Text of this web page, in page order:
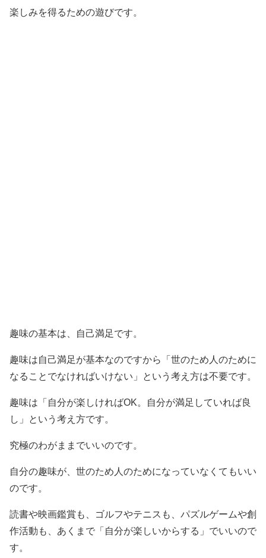
楽しみを得るための遊びです。
趣味の基本は、自己満足です。
趣味は自己満足が基本なのですから「世のため人のために
なることでなければいけない」という考え方は不要です。
趣味は「自分が楽しければOK。自分が満足していれば良
し」という考え方です。
究極のわがままでいいのです。
自分の趣味が、世のため人のためになっていなくてもいい
のです。
読書や映画鑑賞も、ゴルフやテニスも、パズルゲームや創
作活動も、あくまで「自分が楽しいからする」でいいので
す。